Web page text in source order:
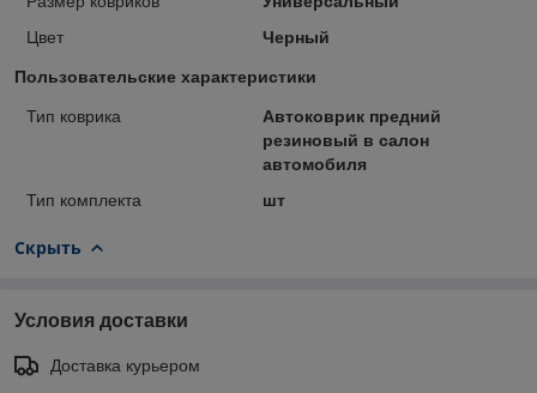
Цвет
Черный
Пользовательские характеристики
Тип коврика
Автоковрик предний
резиновый в салон
автомобиля
Тип комплекта
шт
Скрыть
Условия доставки
Доставка курьером